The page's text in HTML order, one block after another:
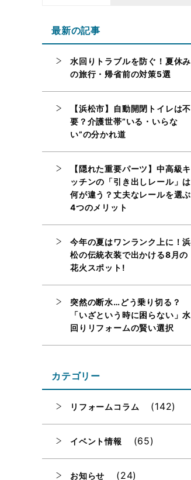
最新の記事
水回りトラブルを防ぐ！夏休み
の旅行・帰省前の対策5選
【浜松市】自動開閉トイレは不
要？介護世帯”いる・いらな
い”の分かれ道
【隠れた重要パーツ】中高級キ
ッチンの「引き出しレール」は
何が違う？丈夫なレールを選ぶ
4つのメリット
今年の夏はワンランク上に！浜
松の伝統衣装で出かける8月の
花火スポット!
突然の断水…どう乗り切る？
「いざという時に困らない」水
回りリフォームの賢い選択
カテゴリー
リフォームコラム (142)
イベント情報 (65)
お知らせ (24)